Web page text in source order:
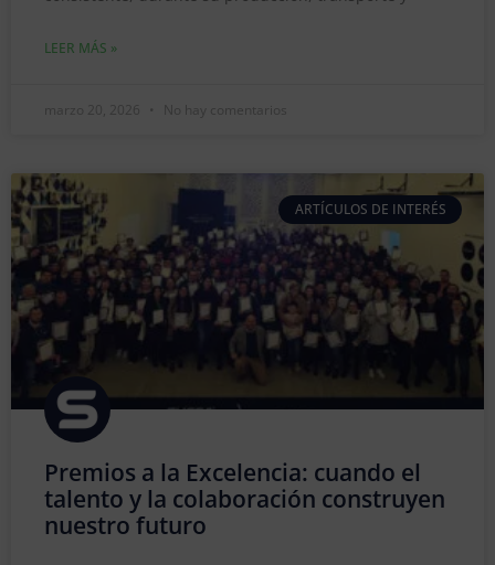
LEER MÁS »
marzo 20, 2026 No hay comentarios
ARTÍCULOS DE INTERÉS
Premios a la Excelencia: cuando el
talento y la colaboración construyen
nuestro futuro